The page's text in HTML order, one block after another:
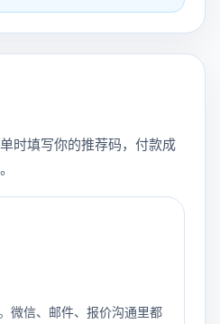
时填写你的推荐码，付款成
微信、邮件、报价沟通里都